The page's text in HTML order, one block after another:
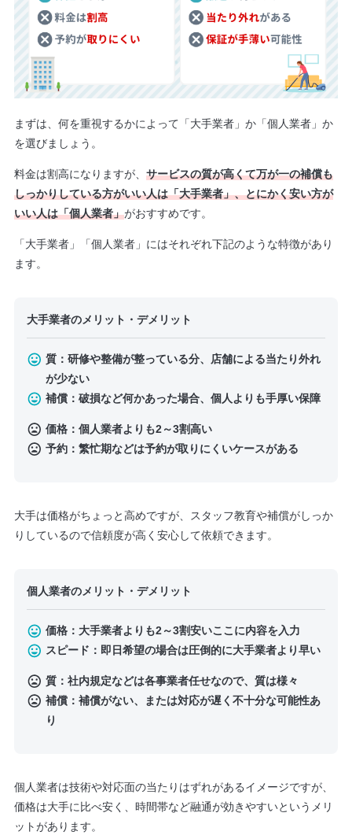
まずは、何を重視するかによって「大手業者」か「個人業者」か
を選びましょう。
料金は割高になりますが、 サービスの質が高くて万が一の補償も
しっかりしている方がいい人は「大手業者」、とにかく安い方が
いい人は「個人業者」がおすすめです。
「大手業者」「個人業者」にはそれぞれ下記のような特徴があり
ます。
大手業者のメリット・デメリット
質：研修や整備が整っている分、店舗による当たり外れ
が少ない
補償：破損など何かあった場合、個人よりも手厚い保障
価格：個人業者よりも2～3割高い
予約：繁忙期などは予約が取りにくいケースがある
大手は価格がちょっと高めですが、スタッフ教育や補償がしっか
りしているので信頼度が高く安心して依頼できます。
個人業者のメリット・デメリット
価格：大手業者よりも2～3割安いここに内容を入力
スピード：即日希望の場合は圧倒的に大手業者より早い
質：社内規定などは各事業者任せなので、質は様々
補償：補償がない、または対応が遅く不十分な可能性あ
り
個人業者は技術や対応面の当たりはずれがあるイメージですが、
価格は大手に比べ安く、時間帯など融通が効きやすいというメリ
ットがあります。